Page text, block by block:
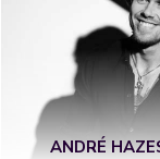
ANDRÉ